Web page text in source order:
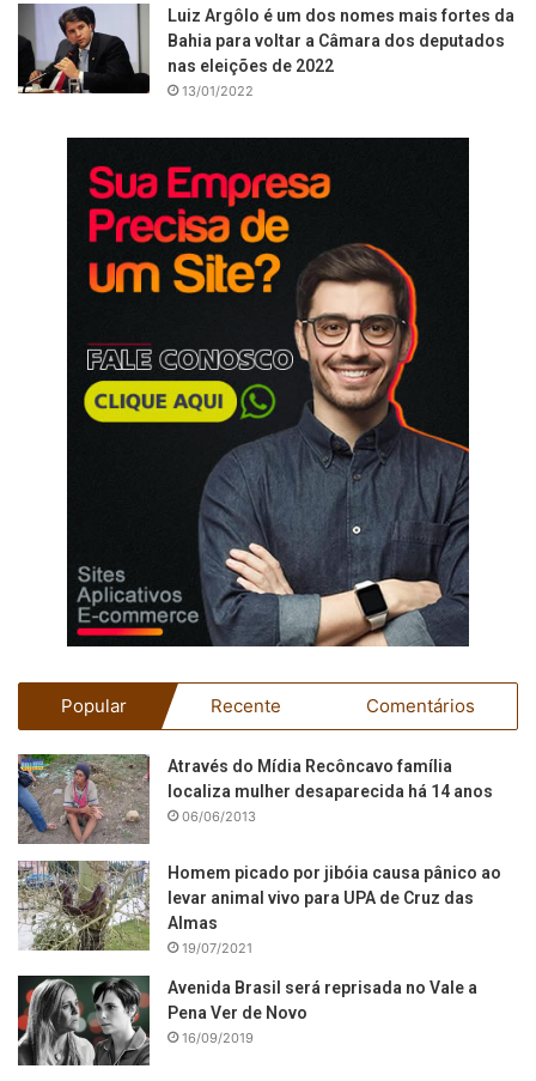
Luiz Argôlo é um dos nomes mais fortes da
Bahia para voltar a Câmara dos deputados
nas eleições de 2022
13/01/2022
Popular Recente Comentários
Através do Mídia Recôncavo família
localiza mulher desaparecida há 14 anos
06/06/2013
Homem picado por jibóia causa pânico ao
levar animal vivo para UPA de Cruz das
Almas
19/07/2021
Avenida Brasil será reprisada no Vale a
Pena Ver de Novo
16/09/2019